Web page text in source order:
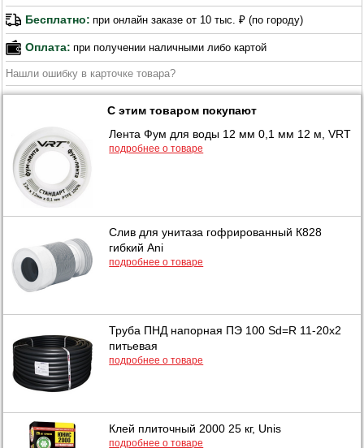
Бесплатно: при онлайн заказе от 10 тыс. ₽ (по городу)
Оплата: при получении наличными либо картой
Нашли ошибку в карточке товара?
С этим товаром покупают
Лента Фум для воды 12 мм 0,1 мм 12 м, VRT
подробнее о товаре
Слив для унитаза гофрированный К828
гибкий Ani
подробнее о товаре
Труба ПНД напорная ПЭ 100 Sd=R 11-20х2
питьевая
подробнее о товаре
Клей плиточный 2000 25 кг, Unis
подробнее о товаре